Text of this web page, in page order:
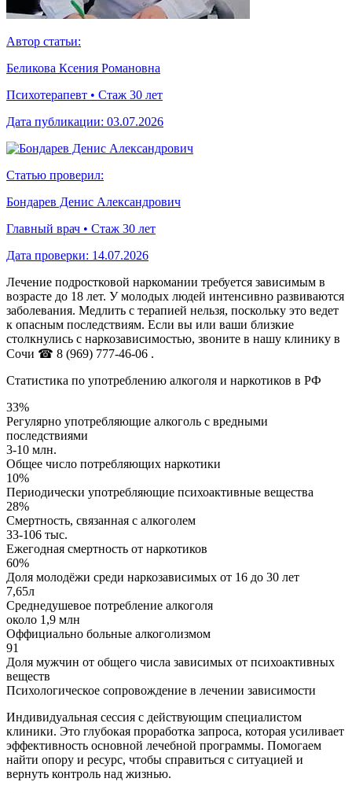
Автор статьи:
Беликова Ксения Романовна
Психотерапевт • Стаж 30 лет
Дата публикации: 03.07.2026
Статью проверил:
Бондарев Денис Александрович
Главный врач • Стаж 30 лет
Дата проверки: 14.07.2026
Лечение подростковой наркомании требуется зависимым в
возрасте до 18 лет. У молодых людей интенсивно развиваются
заболевания. Медлить с терапией нельзя, поскольку это ведет
к опасным последствиям. Если вы или ваши близкие
столкнулись с наркозависимостью, звоните в нашу клинику в
Сочи ☎ 8 (969) 777-46-06 .
Статистика по употреблению алкоголя и наркотиков в РФ
33%
Регулярно употребляющие алкоголь с вредными
последствиями
3-10 млн.
Общее число потребляющих наркотики
10%
Периодически употребляющие психоактивные вещества
28%
Смертность, связанная с алкоголем
33-106 тыс.
Ежегодная смертность от наркотиков
60%
Доля молодёжи среди наркозависимых от 16 до 30 лет
7,65л
Среднедушевое потребление алкоголя
около 1,9 млн
Оффициально больные алкоголизмом
91
Доля мужчин от общего числа зависимых от психоактивных
веществ
Психологическое сопровождение в лечении зависимости
Индивидуальная сессия с действующим специалистом
клиники. Это глубокая проработка запроса, которая усиливает
эффективность основной лечебной программы. Помогаем
найти опору и ресурс, чтобы справиться с ситуацией и
вернуть контроль над жизнью.